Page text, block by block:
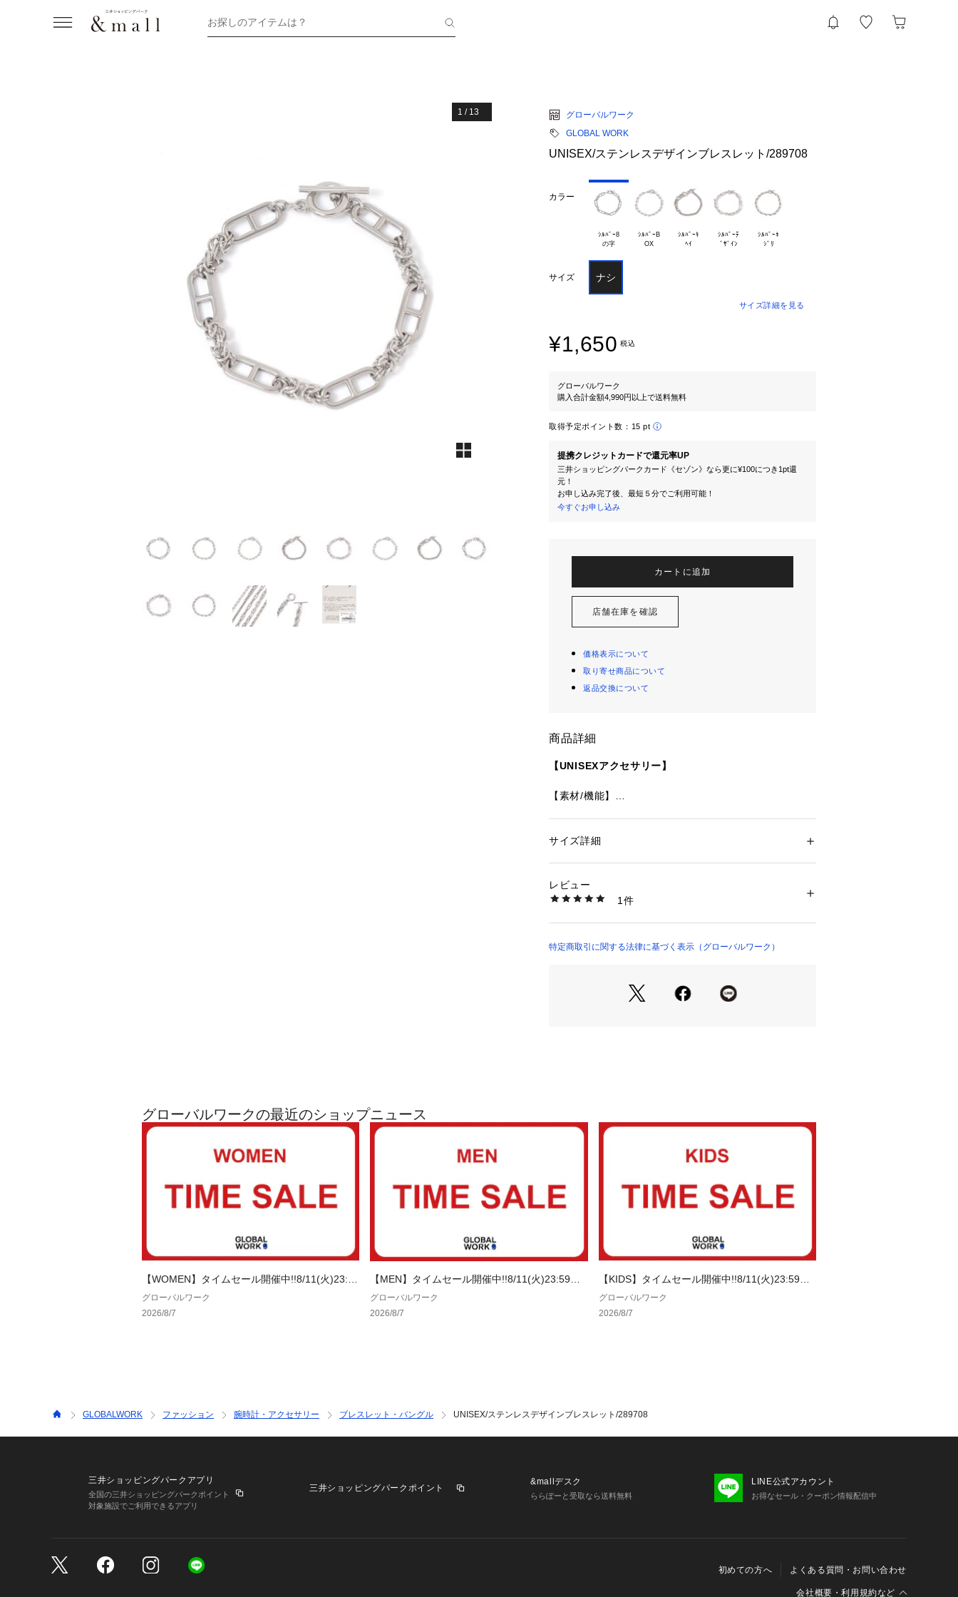
お探しのアイテムは？
1 / 13
グローバルワーク
GLOBAL WORK
UNISEX/ステンレスデザインブレスレット/289708
カラー
ｼﾙﾊﾞｰ8
ｼﾙﾊﾞｰB
OX
ｼﾙﾊﾞｰｷ
ｼﾙﾊﾞｰﾃ
ｼﾙﾊﾞｰﾈ
サイズ ナシ
サイズ詳細を見る
¥1,650 税込
グローバルワーク
購入合計金額4,990円以上で送料無料
取得予定ポイント数： 15 pt
提携クレジットカードで還元率UP
三井ショッピングパークカード《セゾン》なら更に¥100につき1pt還
元！
お申し込み完了後、最短５分でご利用可能！
今すぐお申し込み
カートに追加
店舗在庫を確認
価格表示について
取り寄せ商品について
返品交換について
商品詳細
【UNISEXアクセサリー】
【素材/機能】
【デザイン】
す。
目立たずではあるが、目を引く存在になってくるアイテ
大きいサイズを探している女性の方にもおすすめです。
性別：レディース
商品番号：3450000013880
サイズ詳細
レビュー
1件
特定商取引に関する法律に基づく表示（グローバルワーク）
グローバルワークの最近のショップニュース
【WOMEN】タイムセール開催中!!8/11(火)23:59
まで♪
グローバルワーク
2026/8/7
【MEN】タイムセール開催中!!8/11(火)23:59ま
で♪
グローバルワーク
2026/8/7
【KIDS】タイムセール開催中!!8/11(火)23:59ま
で♪
グローバルワーク
2026/8/7
GLOBALWORK ファッション 腕時計・アクセサリー ブレスレット・バングル UNISEX/ステンレスデザインブレスレット/289708
三井ショッピングパークアプリ
全国の三井ショッピングパークポイント
対象施設でご利用できるアプリ
三井ショッピングパークポイント
&mallデスク
ららぽーと受取なら送料無料
LINE公式アカウント
お得なセール・クーポン情報配信中
初めての方へ よくある質問・お問い合わせ
会社概要・利用規約など